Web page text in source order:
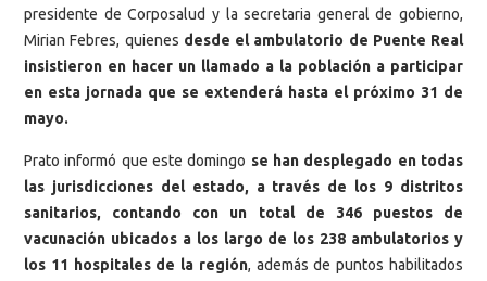
presidente de Corposalud y la secretaria general de gobierno,
Mirian Febres, quienes desde el ambulatorio de Puente Real
insistieron en hacer un llamado a la población a participar
en esta jornada que se extenderá hasta el próximo 31 de
mayo.
Prato informó que este domingo se han desplegado en todas
las jurisdicciones del estado, a través de los 9 distritos
sanitarios, contando con un total de 346 puestos de
vacunación ubicados a los largo de los 238 ambulatorios y
los 11 hospitales de la región, además de puntos habilitados